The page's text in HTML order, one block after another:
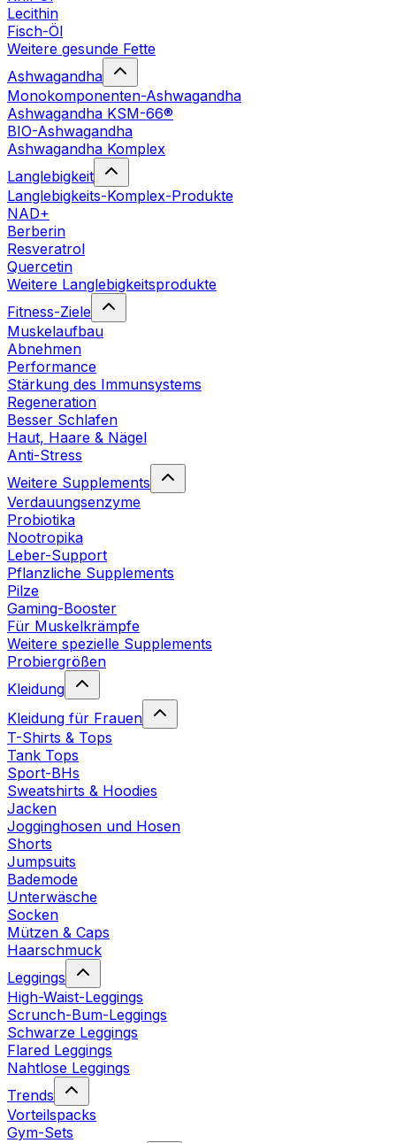
Lecithin
Fisch-Öl
Weitere gesunde Fette
Ashwagandha
Monokomponenten-Ashwagandha
Ashwagandha KSM-66®
BIO-Ashwagandha
Ashwagandha Komplex
Langlebigkeit
Langlebigkeits-Komplex-Produkte
NAD+
Berberin
Resveratrol
Quercetin
Weitere Langlebigkeitsprodukte
Fitness-Ziele
Muskelaufbau
Abnehmen
Performance
Stärkung des Immunsystems
Regeneration
Besser Schlafen
Haut, Haare & Nägel
Anti-Stress
Weitere Supplements
Verdauungsenzyme
Probiotika
Nootropika
Leber-Support
Pflanzliche Supplements
Pilze
Gaming-Booster
Für Muskelkrämpfe
Weitere spezielle Supplements
Probiergrößen
Kleidung
Kleidung für Frauen
T-Shirts & Tops
Tank Tops
Sport-BHs
Sweatshirts & Hoodies
Jacken
Jogginghosen und Hosen
Shorts
Jumpsuits
Bademode
Unterwäsche
Socken
Mützen & Caps
Haarschmuck
Leggings
High-Waist-Leggings
Scrunch-Bum-Leggings
Schwarze Leggings
Flared Leggings
Nahtlose Leggings
Trends
Vorteilspacks
Gym-Sets